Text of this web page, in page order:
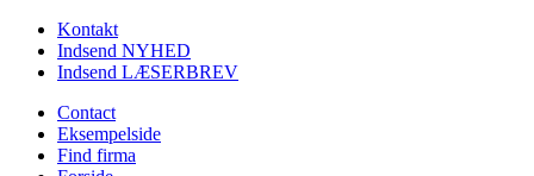
Kontakt
Indsend NYHED
Indsend LÆSERBREV
Contact
Eksempelside
Find firma